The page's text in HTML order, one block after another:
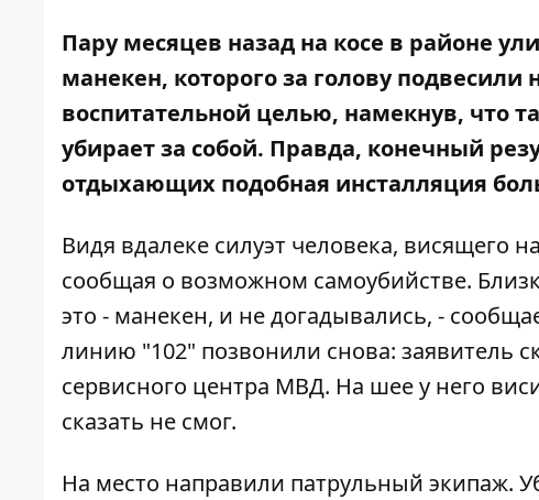
Пару месяцев назад на косе в районе
манекен, которого за голову подвесили
воспитательной целью, намекнув, что
убирает за собой. Правда, конечный
отдыхающих подобная инсталляция
Видя вдалеке силуэт человека, висящего
сообщая о возможном самоубийстве.
это - манекен, и не догадывались, -
линию "102" позвонили снова: заявитель
сервисного центра МВД. На шее у него
сказать не смог.
На место направили патрульный экипаж.